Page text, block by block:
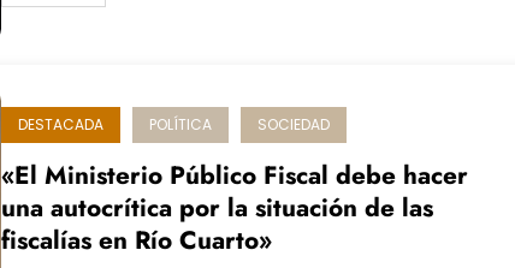
DESTACADA POLÍTICA SOCIEDAD
«El Ministerio Público Fiscal debe hacer
una autocrítica por la situación de las
fiscalías en Río Cuarto»